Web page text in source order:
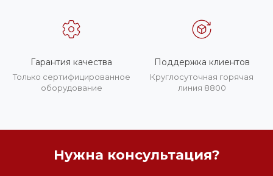
Гарантия качества
Только сертифицированное
оборудование
Поддержка клиентов
Круглосуточная горячая
линия 8800
Нужна консультация?